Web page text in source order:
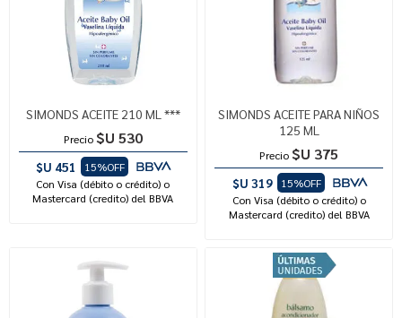
SIMONDS ACEITE 210 ML ***
Precio $U 530
$U 451
15%OFF
Con Visa (débito o crédito) o
Mastercard (credito) del BBVA
SIMONDS ACEITE PARA NIÑOS
125 ML
Precio $U 375
$U 319
15%OFF
Con Visa (débito o crédito) o
Mastercard (credito) del BBVA